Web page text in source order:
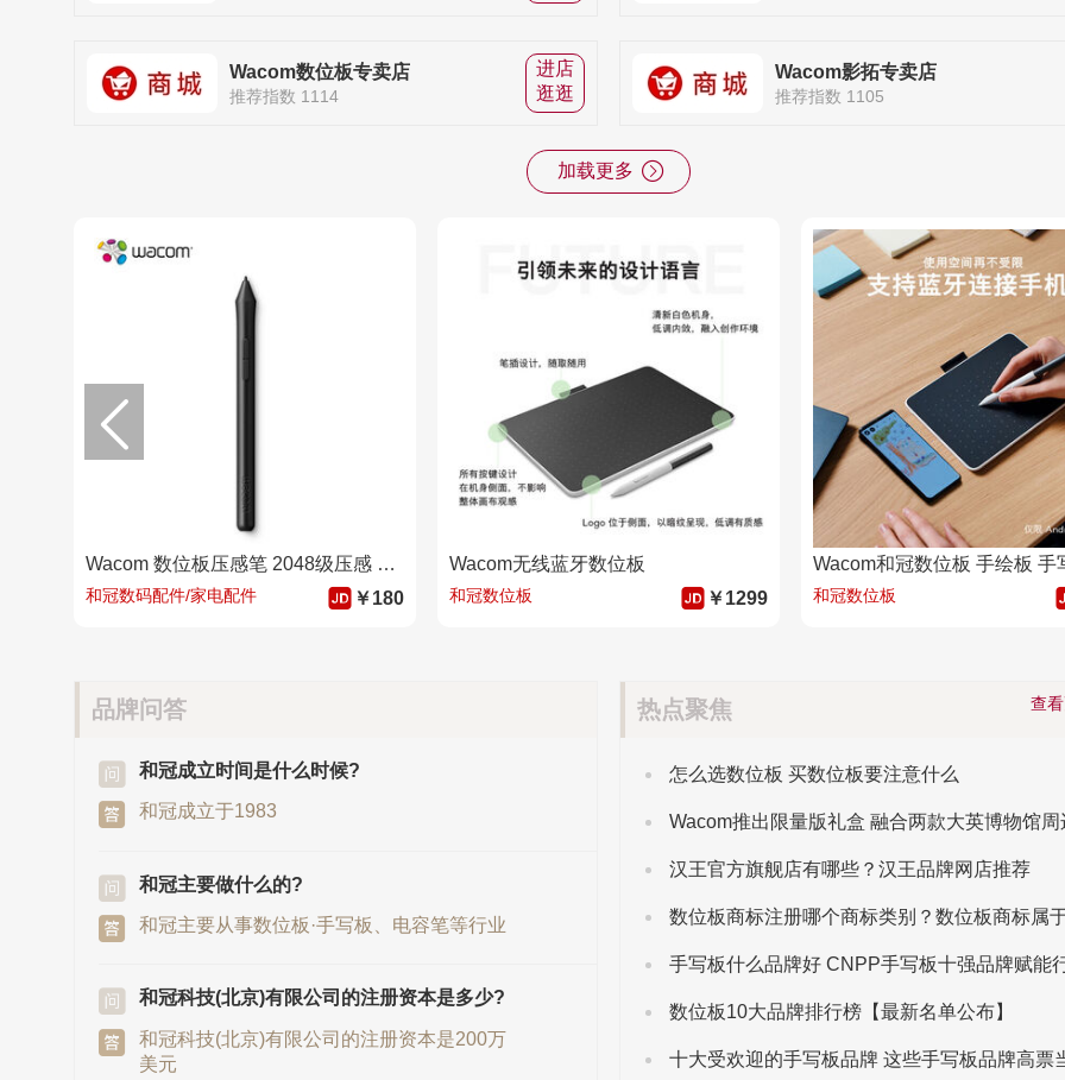
Wacom数位板专卖店
推荐指数 1114
进店
逛逛
Wacom影拓专卖店
推荐指数 1105
加载更多
Wacom 数位板压感笔 2048级压感 原装配件 CTL672/472 通用 LP-190
和冠数码配件/家电配件 ￥180
Wacom无线蓝牙数位板
和冠数位板 ￥1299 和冠数位板
品牌问答
和冠成立时间是什么时候?
和冠成立于1983
和冠主要做什么的?
和冠主要从事数位板·手写板、电容笔等行业
和冠科技(北京)有限公司的注册资本是多少?
和冠科技(北京)有限公司的注册资本是200万
美元
查
热点聚焦
怎么选数位板 买数位板要注意什么
Wacom推出限量版礼盒 融合两款大英博物馆周
汉王官方旗舰店有哪些？汉王品牌网店推荐
数位板10大品牌排行榜【最新名单公布】
十大受欢迎的手写板品牌 这些手写板品牌高票